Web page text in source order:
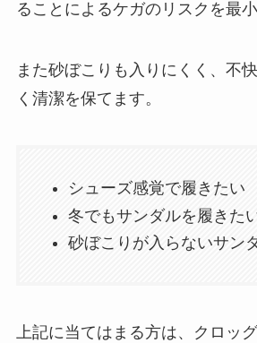
ることによるケガのリスクを最
また砂ぼこりも入りにくく、不
く清潔を保てます。
シューズ感覚で履きたい
冬でもサンダルを履きた
砂ぼこりが入らないサン
上記に当てはまる方は、クロッ